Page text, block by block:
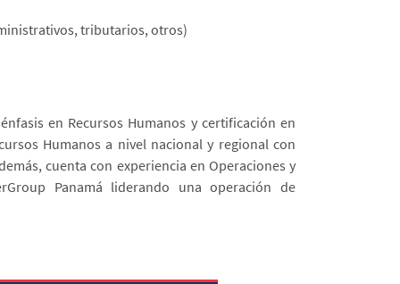
tributarios, otros)
en Recursos Humanos y certificación en
Humanos a nivel nacional y regional con
cuenta con experiencia en Operaciones y
Panamá liderando una operación de